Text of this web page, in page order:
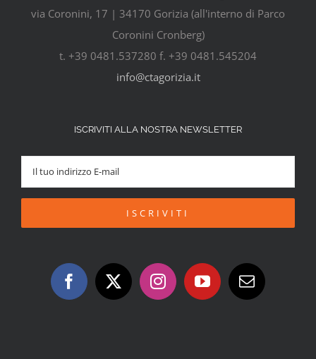
via Coronini, 17 | 34170 Gorizia (all'interno di Parco
Coronini Cronberg)
t. +39 0481.537280 f. +39 0481.545204
info@ctagorizia.it
ISCRIVITI ALLA NOSTRA NEWSLETTER